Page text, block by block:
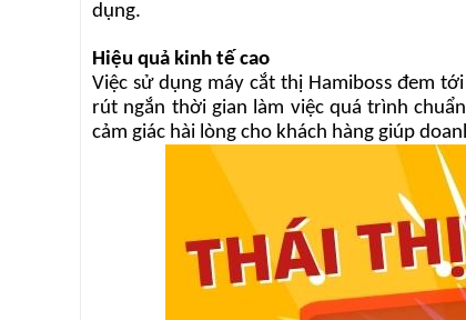
dụng.
Hiệu quả kinh tế cao
Việc sử dụng máy cắt thị Hamiboss đem
rút ngắn thời gian làm việc quá trình
cảm giác hài lòng cho khách hàng giúp